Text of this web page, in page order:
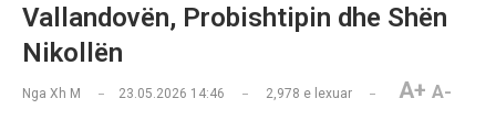
Vallandovën, Probishtipin dhe Shën
Nikollën
Nga Xh M 23.05.2026 14:46 2,978 e lexuar A+ A-